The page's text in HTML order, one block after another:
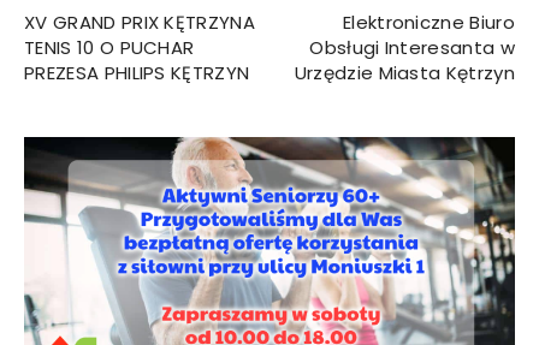
XV GRAND PRIX KĘTRZYNA
TENIS 10 O PUCHAR
PREZESA PHILIPS KĘTRZYN
Elektroniczne Biuro
Obsługi Interesanta w
Urzędzie Miasta Kętrzyn